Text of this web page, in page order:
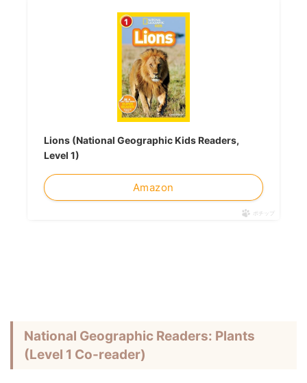
Lions (National Geographic Kids Readers,
Level 1)
Amazon
ポチップ
National Geographic Readers: Plants
(Level 1 Co-reader)